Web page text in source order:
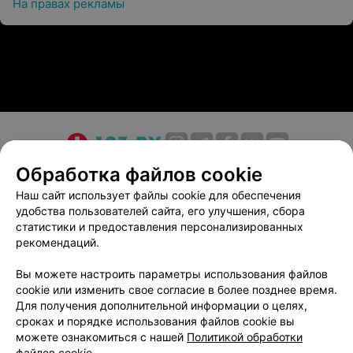
Ортодонтия (исправление прикуса, выравнивание
В клинике есть собственная зуботехническая
лаборатория CAD/CAM. Также в «СитиДентаМед»
одно посещение, All-on-4, All-on-6 и безметалловое
протезирование. С пациентом предварительно
оговариваются все предстоящие манипуляции и
согласовывается стоимость работы и материалов.
Дополнительные преимущества
Гарантия на услуги каждому пациенту
Регулярные скидки
Удобная система оплаты
На правах рекламы
О проекте Новости проекта
Размещение рекламы
Медицинский маркетинг
Публичный договор
Пользовательское соглашение
Способы оплаты
Вакансии
Партнеры
Написать в поддержку
Персональные настройки cookie
Обработка персональных данных
Обработка файлов cookie
Наш сайт использует файлы cookie для обеспечения
удобства пользователей сайта, его улучшения, сбора
статистики и предоставления персонализированных
рекомендаций.
Вы можете настроить параметры использования файлов
cookie или изменить свое согласие в более позднее время.
Для получения дополнительной информации о целях,
сроках и порядке использования файлов cookie вы
можете ознакомиться с нашей Политикой обработки